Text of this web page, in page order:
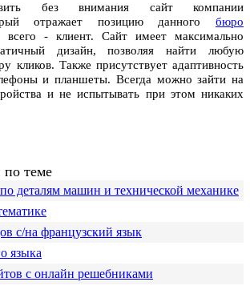
без внимания сайт компании
отражает позицию данного бюро
всего - клиент. Сайт имеет максимально
дизайн, позволяя найти любую
кликов. Также присутствует адаптивность
и планшеты. Всегда можно зайти на
и не испытывать при этом никаких
по теме
деталям машин и технической механике
с/на французский язык
языка
с онлайн решебниками